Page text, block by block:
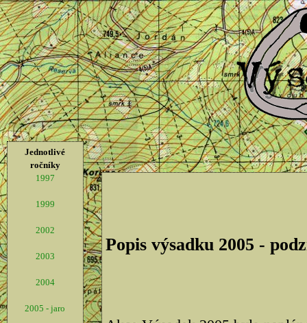
Jednotlivé
ročníky
1997
1999
2002
2003
2004
2005 - jaro
Popis výsadku 2005 -